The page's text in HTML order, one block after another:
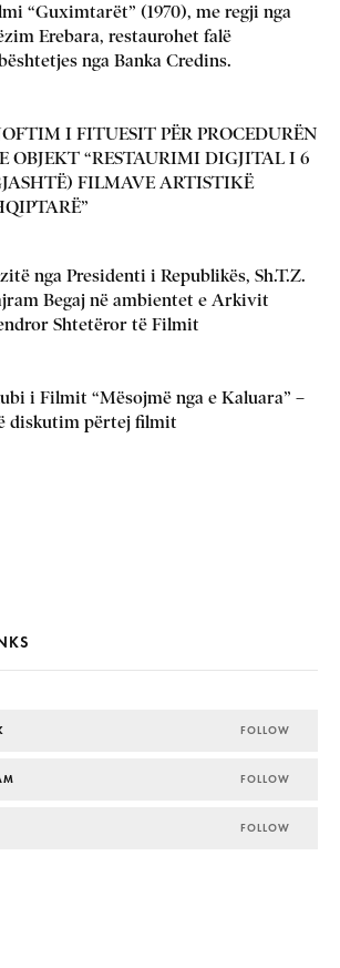
“Guximtarët” (1970), me regji nga
Erebara, restaurohet falë
nga Banka Credins.
I FITUESIT PËR PROCEDURËN
OBJEKT “RESTAURIMI DIGJITAL I 6
FILMAVE ARTISTIKË
nga Presidenti i Republikës, Sh.T.Z.
Begaj në ambientet e Arkivit
Shtetëror të Filmit
i Filmit “Mësojmë nga e Kaluara” –
diskutim përtej filmit
FOLLOW
FOLLOW
FOLLOW